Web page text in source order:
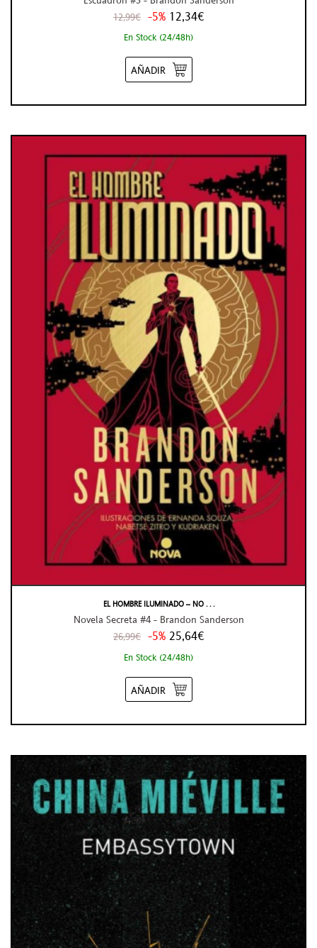
12,99€ -5% 12,34€
En Stock (24/48h)
AÑADIR
EL HOMBRE ILUMINADO – NO . . .
Novela Secreta #4 - Brandon Sanderson
26,99€ -5% 25,64€
En Stock (24/48h)
AÑADIR